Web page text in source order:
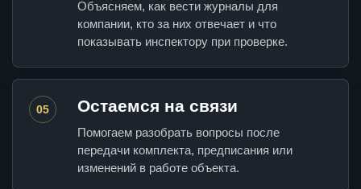
Объясняем, как вести журналы для
компании, кто за них отвечает и что
показывать инспектору при проверке.
05 Остаемся на связи
Помогаем разобрать вопросы после
передачи комплекта, предписания или
изменений в работе объекта.